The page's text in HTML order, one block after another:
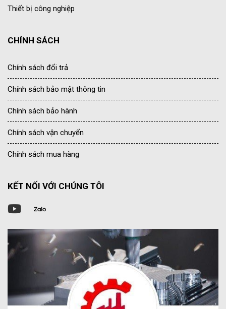
Thiết bị công nghiệp
CHÍNH SÁCH
Chính sách đổi trả
Chính sách bảo mật thông tin
Chính sách bảo hành
Chính sách vận chuyển
Chính sách mua hàng
KẾT NỐI VỚI CHÚNG TÔI